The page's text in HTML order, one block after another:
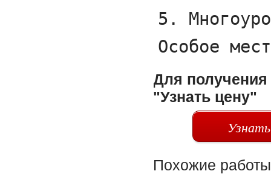
Для
"Узнать цену"
Похожие